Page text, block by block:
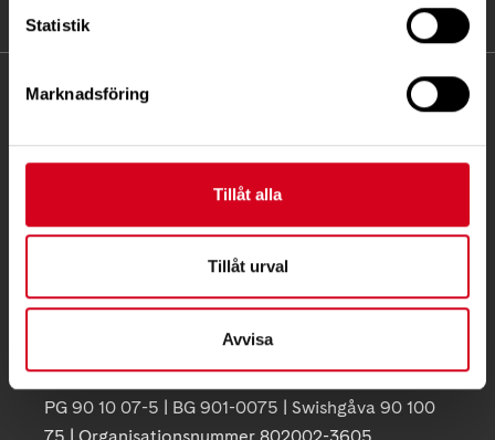
Statistik
Marknadsföring
Tillåt alla
Tillåt urval
Avvisa
KONTAKT
Besöksadress:
08-677 70 10
Box 4086
info@neuro.se
PG 90 10 07-5 | BG 901-0075 | Swishgåva 90 100